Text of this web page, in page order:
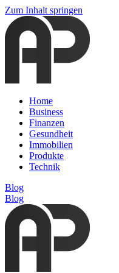
Zum Inhalt springen
Home
Business
Finanzen
Gesundheit
Immobilien
Produkte
Technik
Blog
Blog